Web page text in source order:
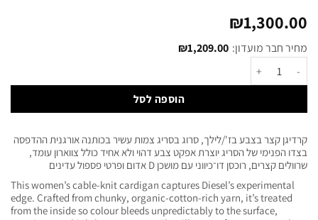
₪1,300.00
מחיר חבר מועדון: ₪1,209.00
הוספה לסל
קרדיגן קצר בצבע בז'/לילך, סרוג בסריג צמות עשיר בכותנה אורגנית ההדפסה
בצדו הפנימי של הסריג יוצרת אפקט צבע דהוי ולא אחיד כולל צווארון עומד,
שרוולים קצרים, רוכסן דו־כיווני עם מושכן D אדום ופרטי פספול עדינים
This women’s cable-knit cardigan captures Diesel’s experimental
edge. Crafted from chunky, organic-cotton-rich yarn, it’s treated
from the inside so colour bleeds unpredictably to the surface,